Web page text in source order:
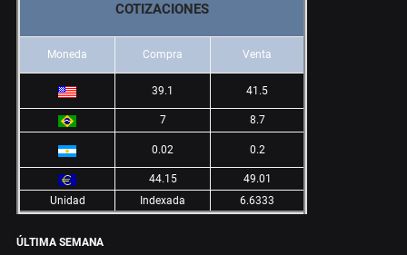
COTIZACIONES
Moneda Compra Venta
39.1 41.5
7 8.7
0.02 0.2
44.15
49.01
Unidad
Indexada 6.6333
ÚLTIMA SEMANA